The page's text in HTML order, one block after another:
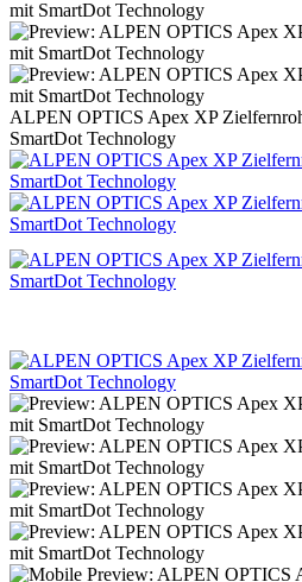
ALPEN OPTICS Apex XP
SmartDot Technology